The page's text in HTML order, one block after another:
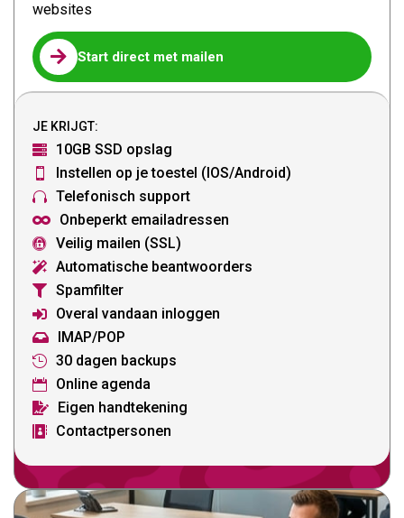
websites
 Start direct met mailen
JE KRIJGT:

10GB SSD opslag
 Instellen op je toestel (IOS/Android)
 Telefonisch support
 Onbeperkt emailadressen
 Veilig mailen (SSL)
 Automatische beantwoorders
 Spamfilter
 Overal vandaan inloggen
 IMAP/POP
 30 dagen backups
 Online agenda
 Eigen handtekening
 Contactpersonen